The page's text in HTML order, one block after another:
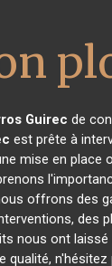
Guirec de
est prête à
mise en
offrons des
des
nous ont
qualité,